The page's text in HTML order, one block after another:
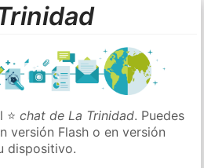
⭐chat de La Trinidad. Puedes
versión Flash o en versión
dispositivo.